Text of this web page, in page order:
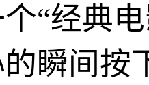
“经典
瞬间按